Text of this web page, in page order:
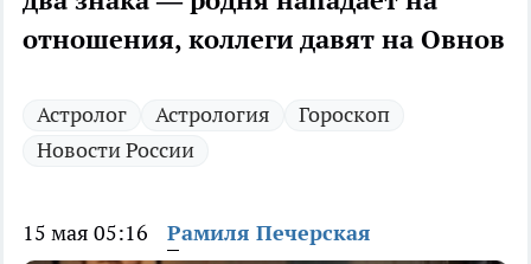
отношения, коллеги давят на Овнов
Астролог Астрология
Гороскоп
Новости России
15 мая 05:16 Рамиля Печерская